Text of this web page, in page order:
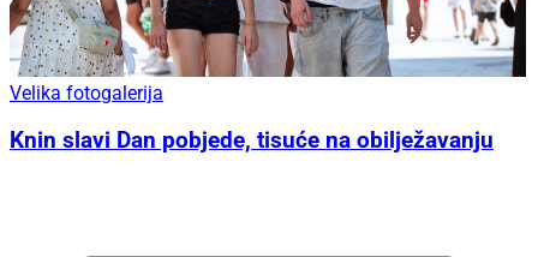
Velika fotogalerija
Knin slavi Dan pobjede, tisuće na obilježavanju